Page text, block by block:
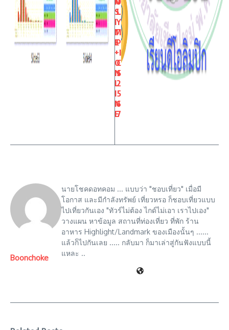
S
I
T
E
+
O
N
L
I
N
E
L
Y
M
P
I
C
S
2
5
6
7
Boonchoke
นายโชคดอทคอม ... แบบว่า "ชอบเที่ยว" เมื่อมี
โอกาส และมีกำลังทรัพย์ เที่ยวหรอ ก็ชอบเที่ยวแบบ
ไปเที่ยวกันเอง "ทัวร์ไม่ต้อง ไกด์ไม่เอา เราไปเอง"
วางแผน หาข้อมูล สถานที่ท่องเที่ยว ที่พัก ร้าน
อาหาร Highlight/Landmark ของเมืองนั้นๆ ......
แล้วก็ไปกันเลย ..... กลับมา ก็มาเล่าสู่กันฟังแบบนี้
แหละ ..